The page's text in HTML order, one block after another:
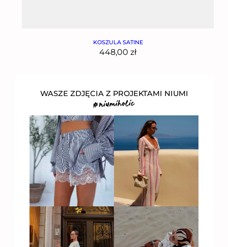
KOSZULA SATINE
448,00 zł
WASZE ZDJĘCIA Z PROJEKTAMI NIUMI